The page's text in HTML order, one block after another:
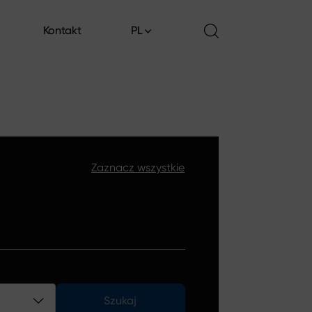
Kontakt
PL
Zaznacz wszystkie
Szukaj